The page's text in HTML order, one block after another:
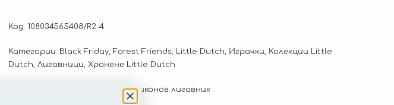
за
захранване
Friends,
Код: 108034565408/R2-4
Категории: Black Friday, Forest Friends Little Dutch Играчки
Колекции Little
Dutch Лигавници Хранене Little Dutch
,силиконов лигавник